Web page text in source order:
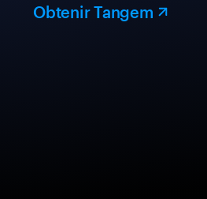
Obtenir Tangem